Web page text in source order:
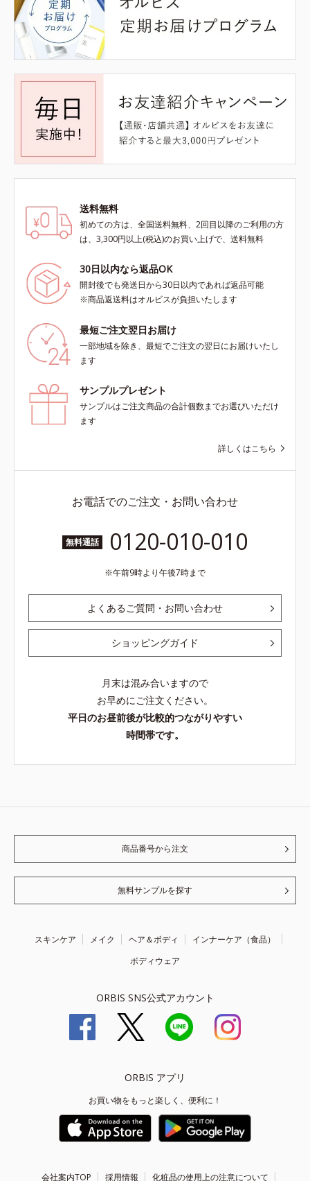
送料無料
初めての方は、全国送料無料、2回目以降のご利用の方
は、3,300円以上(税込)のお買い上げで、送料無料
30日以内なら返品OK
開封後でも発送日から30日以内であれば返品可能
※商品返送料はオルビスが負担いたします
最短ご注文翌日お届け
一部地域を除き、最短でご注文の翌日にお届けいたし
ます
サンプルプレゼント
サンプルはご注文商品の合計個数までお選びいただけ
ます
詳しくはこちら
お電話でのご注文・お問い合わせ
無料通話 0120-010-010
午前9時より午後7時まで
よくあるご質問・お問い合わせ
ショッピングガイド
月末は混み合いますので
お早めにご注文ください。
平日のお昼前後が比較的つながりやすい
時間帯です。
商品番号から注文
無料サンプルを探す
スキンケア メイク ヘア＆ボディ
インナーケア（食品）
ボディウェア
ORBIS SNS公式アカウント
ORBIS アプリ
お買い物をもっと楽しく、便利に！
会社案内TOP 採用情報 化粧品の使用上の注意について